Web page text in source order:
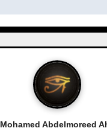
Mohamed Abdelmoreed